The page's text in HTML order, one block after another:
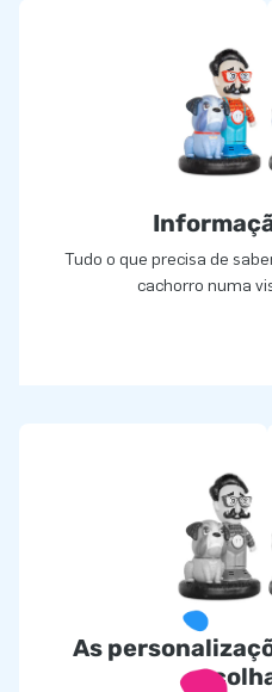
Tudo o que precisa de
cachorro numa
As